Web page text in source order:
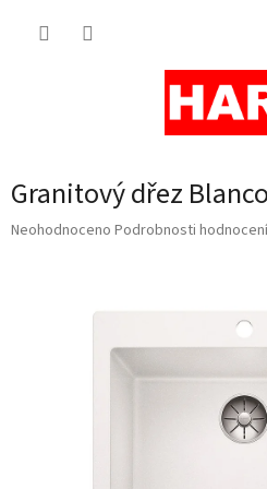
Granitový dřez
Průměrné
Neohodnoceno Podrobnosti hodnocení